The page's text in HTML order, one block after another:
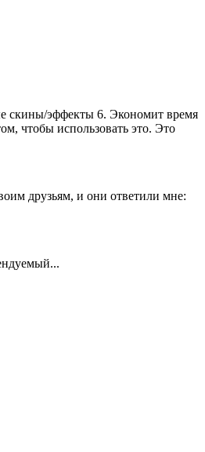
скины/эффекты 6. Экономит время
чтобы использовать это. Это
друзьям, и они ответили мне: